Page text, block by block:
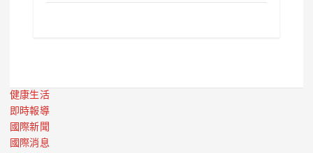
健康生活
即時報導
國際新聞
國際消息